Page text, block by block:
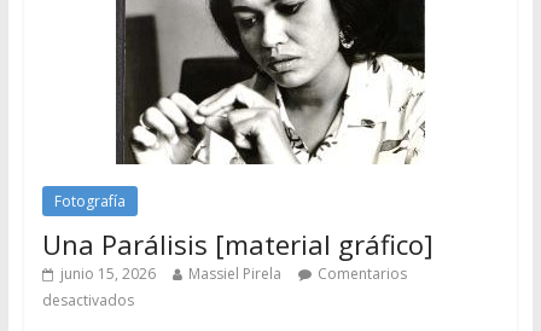
Fotografía
Una Parálisis [material gráfico]
junio 15, 2026 Massiel Pirela
Comentarios
desactivados